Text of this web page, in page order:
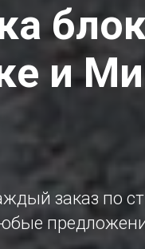
и
заказ по